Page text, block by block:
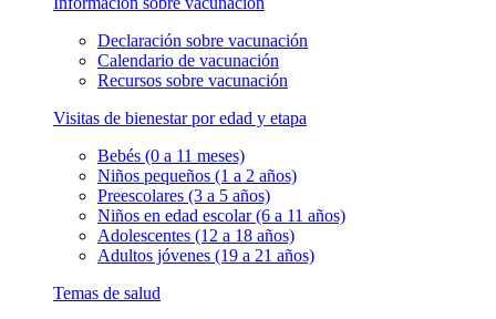
Declaración sobre vacunación
Calendario de vacunación
Recursos sobre vacunación
Visitas de bienestar por edad y etapa
Bebés (0 a 11 meses)
Niños pequeños (1 a 2 años)
Preescolares (3 a 5 años)
Niños en edad escolar (6 a 11 años)
Adolescentes (12 a 18 años)
Adultos jóvenes (19 a 21 años)
Temas de salud